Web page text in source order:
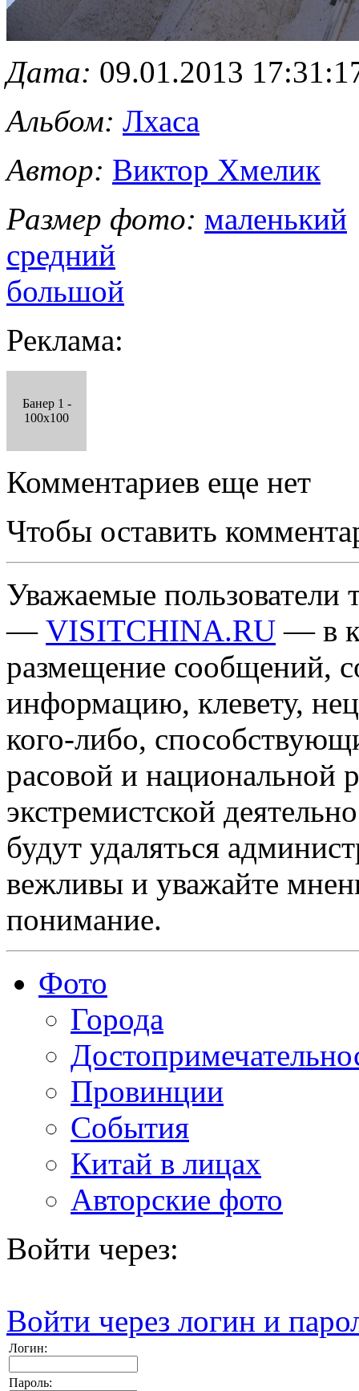
Дата: 09.01.2013
Альбом: Лхаса
Автор: Виктор Хмелик
Размер фото: маленький
средний
большой
Реклама:
Банер 1 -
100x100
Комментариев еще нет
Чтобы оставить
Уважаемые пользователи
— VISITCHINA.RU — в
размещение сообщений,
информацию, клевету,
кого-либо,
расовой и национальной
экстремистской
будут удаляться
вежливы и уважайте
понимание.
Фото
Города
Провинции
События
Китай в лицах
Авторские фото
Войти через:
Войти через логин и
Логин:
Пароль: